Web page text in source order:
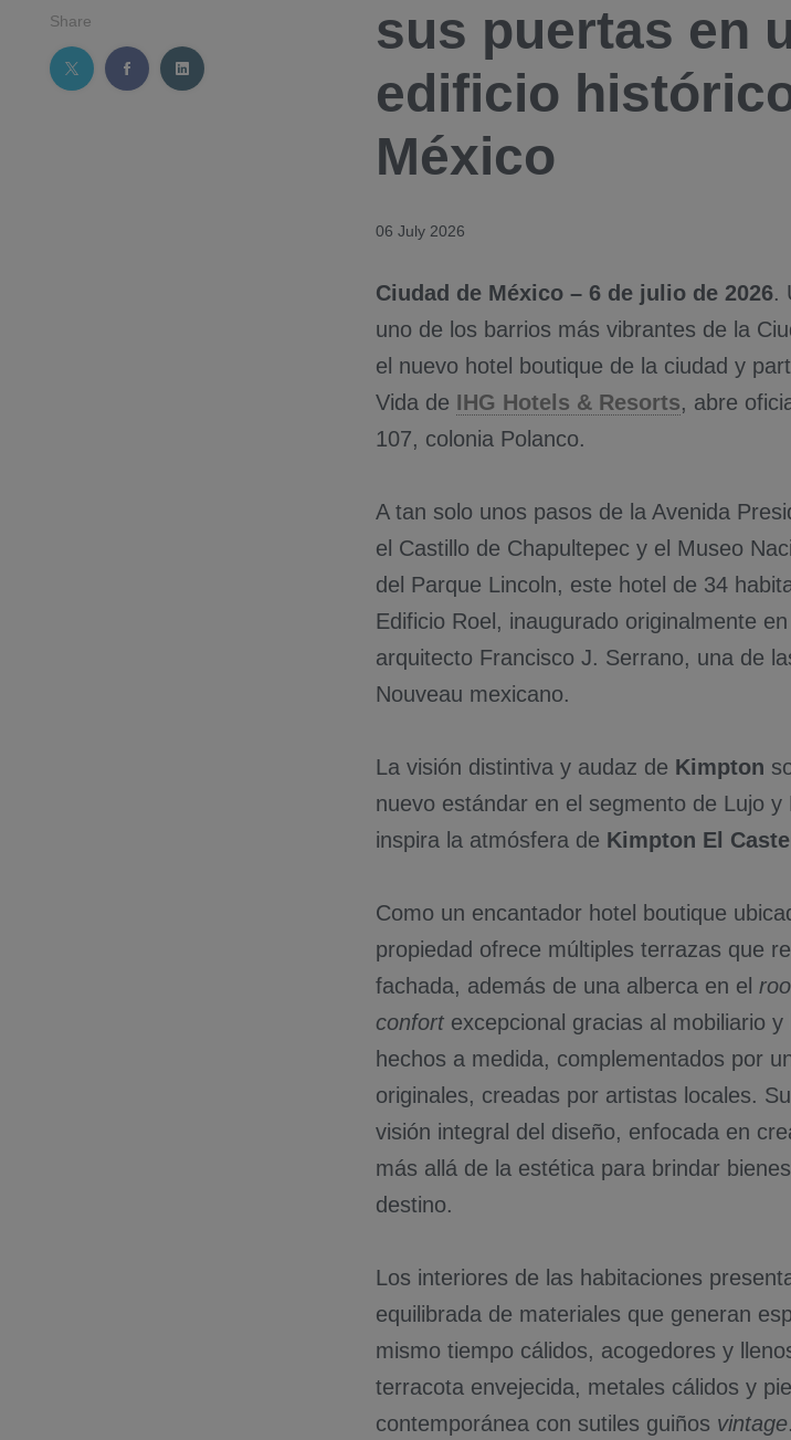
Share
sus puertas en
edificio
México
06 July 2026
Ciudad de México – 6 de julio de 2026.
uno de los barrios más vibrantes de la
el nuevo hotel boutique de la ciudad y
Vida de IHG Hotels & Resorts, abre
107, colonia Polanco.
A tan solo unos pasos de la Avenida
el Castillo de Chapultepec y el Museo
del Parque Lincoln, este hotel de 34
Edificio Roel, inaugurado originalmente
arquitecto Francisco J. Serrano, una de
Nouveau mexicano.
La visión distintiva y audaz de Kimpton
nuevo estándar en el segmento de Lujo
inspira la atmósfera de Kimpton El
Como un encantador hotel boutique
propiedad ofrece múltiples terrazas que
fachada, además de una alberca en el
confort excepcional gracias al mobiliario
hechos a medida, complementados por
originales, creadas por artistas locales.
visión integral del diseño, enfocada en
más allá de la estética para brindar
destino.
Los interiores de las habitaciones
equilibrada de materiales que generan
mismo tiempo cálidos, acogedores y
terracota envejecida, metales cálidos y
contemporánea con sutiles guiños vintage